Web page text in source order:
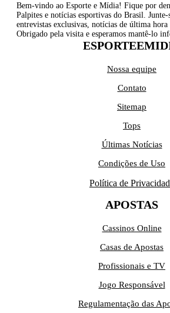
Bem-vindo ao Esporte e Mídia! Fique por
Palpites e notícias esportivas do Brasil. Junte-
entrevistas exclusivas, notícias de última hora
Obrigado pela visita e esperamos mantê-lo
Nossa equipe
Contato
Sitemap
Tops
Últimas Notícias
Condições de Uso
Política de
APOSTAS
Cassinos Online
Casas de Apostas
Profissionais e TV
Jogo Responsável
Regulamentação das